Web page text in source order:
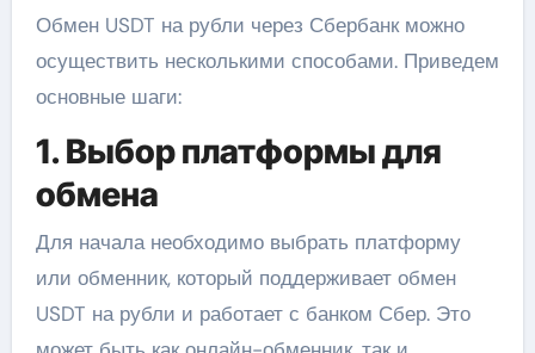
Обмен USDT на рубли через Сбербанк можно
осуществить несколькими способами. Приведем
основные шаги:
1. Выбор платформы для
обмена
Для начала необходимо выбрать платформу
или обменник, который поддерживает обмен
USDT на рубли и работает с банком Сбер. Это